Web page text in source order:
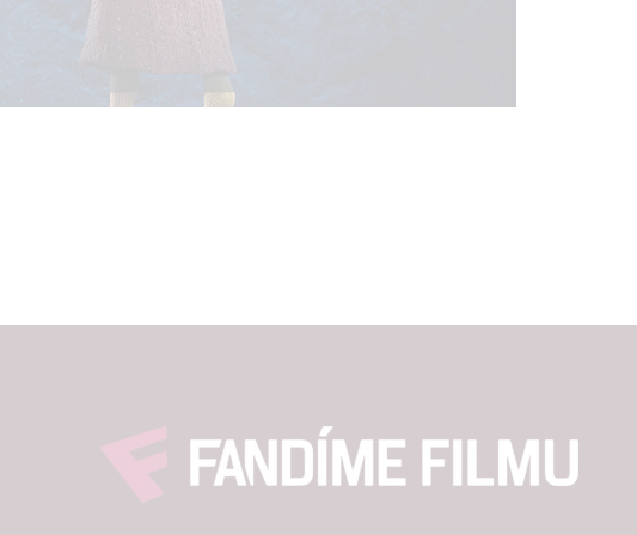
Poskytování a zobrazování reklamy a obsahu